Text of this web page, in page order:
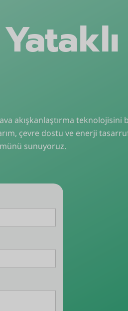
akışkanlaştırma teknolojisini
çevre dostu ve enerji
sunuyoruz.